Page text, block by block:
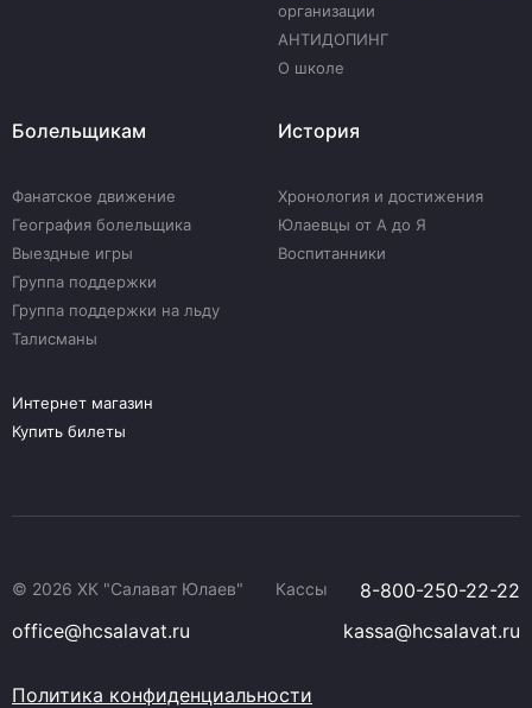
организации
АНТИДОПИНГ
О школе
Болельщикам
Фанатское движение
География болельщика
Выездные игры
Группа поддержки
Группа поддержки на льду
Талисманы
История
Хронология и достижения
Юлаевцы от А до Я
Воспитанники
Интернет магазин
Купить билеты
© 2026 ХК "Салават Юлаев" Кассы
8-800-250-22-22
office@hcsalavat.ru
kassa@hcsalavat.ru
Политика конфиденциальности